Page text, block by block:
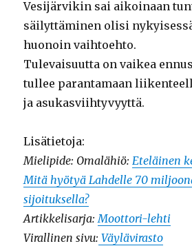
Vesijärvikin sai aikoinaan
säilyttäminen olisi
huonoin vaihtoehto.
Tulevaisuutta on vaikea
tullee parantamaan
ja asukasviihtyvyyttä.
Lisätietoja:
Mielipide: Omalähiö:Eteläinen
Mitä hyötyä Lahdelle 70
sijoituksella?
Artikkelisarja:Moottori-lehti
Virallinen sivu: Väylävirasto